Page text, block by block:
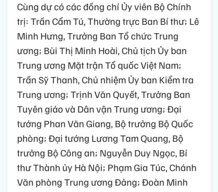
Cùng dự có các đồng chí Ủy viên Bộ Chính
trị: Trần Cẩm Tú, Thường trực Ban Bí thư; Lê
Minh Hưng, Trưởng Ban Tổ chức Trung
ương; Bùi Thị Minh Hoài, Chủ tịch Ủy ban
Trung ương Mặt trận Tổ quốc Việt Nam;
Trần Sỹ Thanh, Chủ nhiệm Ủy ban Kiểm tra
Trung ương; Trịnh Văn Quyết, Trưởng Ban
Tuyên giáo và Dân vận Trung ương; Đại
tướng Phan Văn Giang, Bộ trưởng Bộ Quốc
phòng; Đại tướng Lương Tam Quang, Bộ
trưởng Bộ Công an; Nguyễn Duy Ngọc, Bí
thư Thành ủy Hà Nội; Phạm Gia Túc, Chánh
Văn phòng Trung ương Đảng; Đoàn Minh